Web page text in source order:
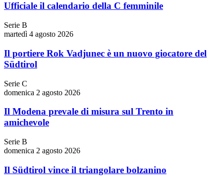
Ufficiale il calendario della C femminile
Serie B
martedì 4 agosto 2026
Il portiere Rok Vadjunec è un nuovo giocatore del
Südtirol
Serie C
domenica 2 agosto 2026
Il Modena prevale di misura sul Trento in
amichevole
Serie B
domenica 2 agosto 2026
Il Südtirol vince il triangolare bolzanino